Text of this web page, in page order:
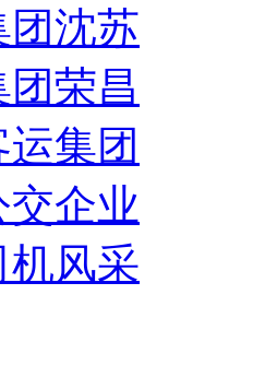
团沈苏
荣昌
集团
企业
风采